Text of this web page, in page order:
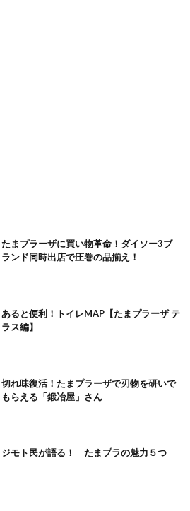
たまプラーザに買い物革命！ダイソー3ブ
ランド同時出店で圧巻の品揃え！
あると便利！トイレMAP【たまプラーザ テ
ラス編】
切れ味復活！たまプラーザで刃物を研いで
もらえる「鍛冶屋」さん
ジモト民が語る！ たまプラの魅力５つ